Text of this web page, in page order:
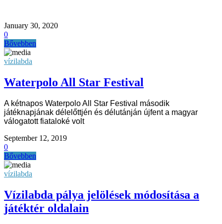
January 30, 2020
0
Bővebben
vízilabda
Waterpolo All Star Festival
A kétnapos Waterpolo All Star Festival második
játéknapjának délelőttjén és délutánján újfent a magyar
válogatott fiataloké volt
September 12, 2019
0
Bővebben
vízilabda
Vízilabda pálya jelölések módosítása a
játéktér oldalain